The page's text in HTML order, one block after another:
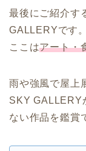
最後にご紹介す
GALLERYです。
ここはアート・
雨や強風で屋上
SKY GALLERY
ない作品を鑑賞